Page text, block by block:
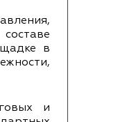
в
и